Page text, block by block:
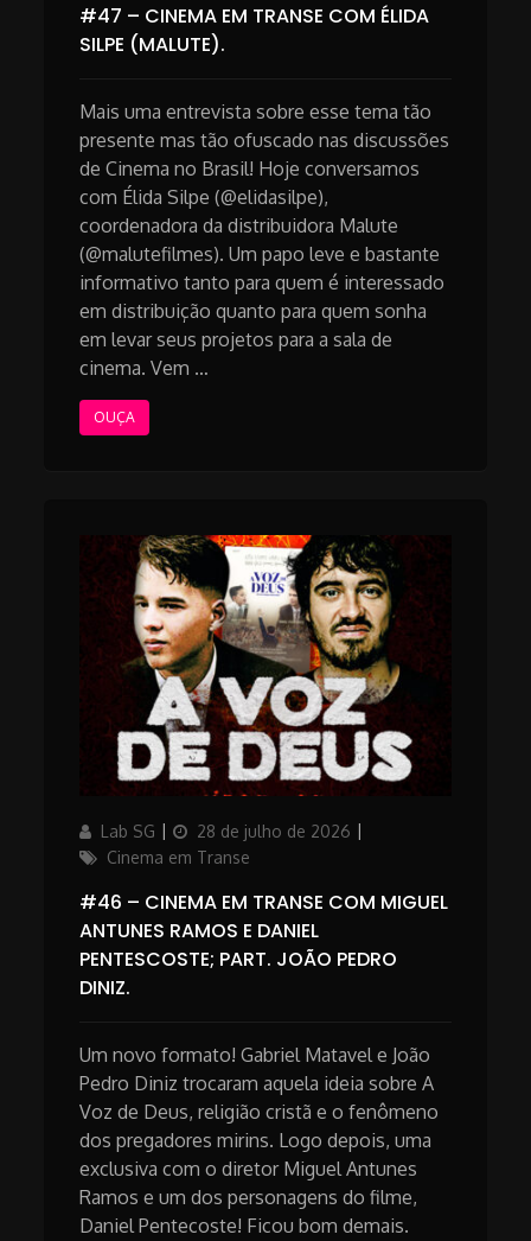
#47 – CINEMA EM TRANSE COM ÉLIDA
SILPE (MALUTE).
Mais uma entrevista sobre esse tema tão
presente mas tão ofuscado nas discussões
de Cinema no Brasil! Hoje conversamos
com Élida Silpe (@elidasilpe),
coordenadora da distribuidora Malute
(@malutefilmes). Um papo leve e bastante
informativo tanto para quem é interessado
em distribuição quanto para quem sonha
em levar seus projetos para a sala de
cinema. Vem …
OUÇA
AuthorLab SG
Updated
on
28 de julho de 2026
Cinema em Transe
#46 – CINEMA EM TRANSE COM MIGUEL
ANTUNES RAMOS E DANIEL
PENTESCOSTE; PART. JOÃO PEDRO
DINIZ.
Um novo formato! Gabriel Matavel e João
Pedro Diniz trocaram aquela ideia sobre A
Voz de Deus, religião cristã e o fenômeno
dos pregadores mirins. Logo depois, uma
exclusiva com o diretor Miguel Antunes
Ramos e um dos personagens do filme,
Daniel Pentecoste! Ficou bom demais.